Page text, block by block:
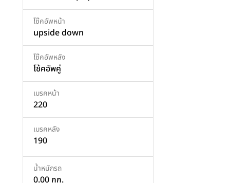
โช๊คอัพหน้า
upside down
โช๊คอัพหลัง
โช้คอัพคู่
เบรคหน้า
220
เบรคหลัง
190
น้ำหนักรถ
0.00 กก.